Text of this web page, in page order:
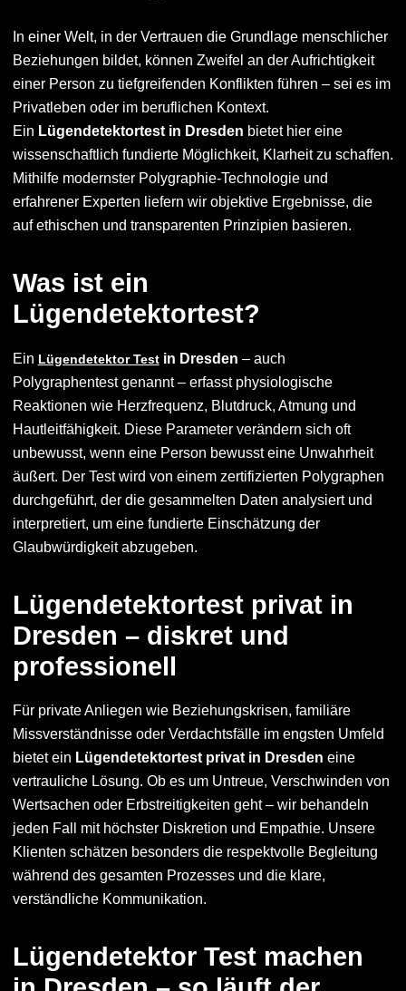
In einer Welt, in der Vertrauen die Grundlage menschlicher
Beziehungen bildet, können Zweifel an der Aufrichtigkeit
einer Person zu tiefgreifenden Konflikten führen – sei es im
Privatleben oder im beruflichen Kontext.
Ein Lügendetektortest in Dresden bietet hier eine
wissenschaftlich fundierte Möglichkeit, Klarheit zu schaffen.
Mithilfe modernster Polygraphie-Technologie und
erfahrener Experten liefern wir objektive Ergebnisse, die
auf ethischen und transparenten Prinzipien basieren.
Was ist ein
Lügendetektortest?
Ein Lügendetektor Testin Dresden – auch
Polygraphentest genannt – erfasst physiologische
Reaktionen wie Herzfrequenz, Blutdruck, Atmung und
Hautleitfähigkeit. Diese Parameter verändern sich oft
unbewusst, wenn eine Person bewusst eine Unwahrheit
äußert. Der Test wird von einem zertifizierten Polygraphen
durchgeführt, der die gesammelten Daten analysiert und
interpretiert, um eine fundierte Einschätzung der
Glaubwürdigkeit abzugeben.
Lügendetektortest privat in
Dresden – diskret und
professionell
Für private Anliegen wie Beziehungskrisen, familiäre
Missverständnisse oder Verdachtsfälle im engsten Umfeld
bietet ein Lügendetektortest privat in Dresden eine
vertrauliche Lösung. Ob es um Untreue, Verschwinden von
Wertsachen oder Erbstreitigkeiten geht – wir behandeln
jeden Fall mit höchster Diskretion und Empathie. Unsere
Klienten schätzen besonders die respektvolle Begleitung
während des gesamten Prozesses und die klare,
verständliche Kommunikation.
Lügendetektor Test machen